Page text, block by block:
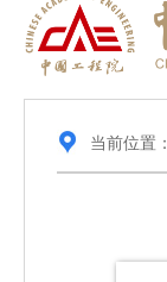
当前位置：